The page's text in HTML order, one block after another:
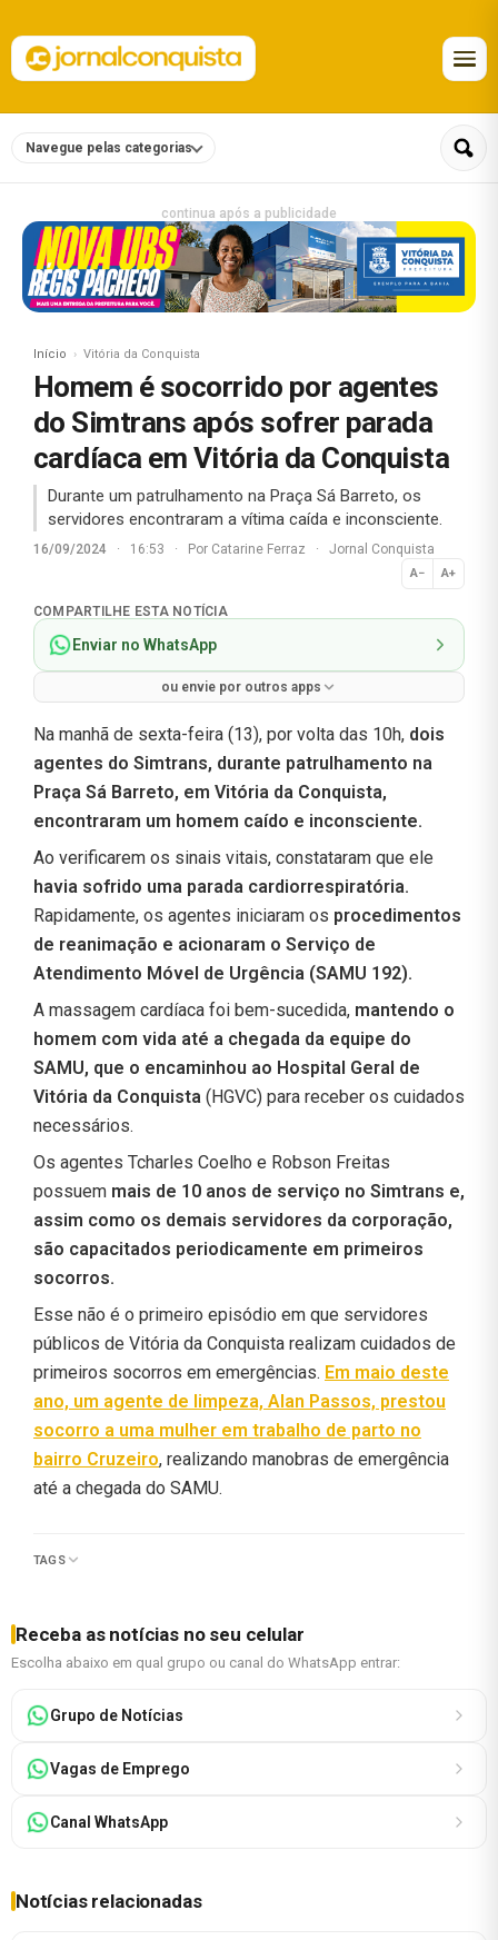
Navegue pelas categorias
continua após a publicidade
Início Vitória da Conquista
Homem é socorrido por agentes
do Simtrans após sofrer parada
cardíaca em Vitória da Conquista
Durante um patrulhamento na Praça Sá Barreto, os
servidores encontraram a vítima caída e inconsciente.
16/09/2024 · 16:53 · Por Catarine Ferraz · Jornal Conquista
A− A+
Normal
COMPARTILHE ESTA NOTÍCIA
Enviar no WhatsApp
ou envie por outros apps
Na manhã de sexta-feira (13), por volta das 10h, dois
agentes do Simtrans, durante patrulhamento na
Praça Sá Barreto, em Vitória da Conquista,
encontraram um homem caído e inconsciente.
Ao verificarem os sinais vitais, constataram que ele
havia sofrido uma parada cardiorrespiratória.
Rapidamente, os agentes iniciaram os procedimentos
de reanimação e acionaram o Serviço de
Atendimento Móvel de Urgência (SAMU 192).
A massagem cardíaca foi bem-sucedida, mantendo o
homem com vida até a chegada da equipe do
SAMU, que o encaminhou ao Hospital Geral de
Vitória da Conquista (HGVC) para receber os cuidados
necessários.
Os agentes Tcharles Coelho e Robson Freitas
possuem mais de 10 anos de serviço no Simtrans e,
assim como os demais servidores da corporação,
são capacitados periodicamente em primeiros
socorros.
Esse não é o primeiro episódio em que servidores
públicos de Vitória da Conquista realizam cuidados de
primeiros socorros em emergências. Em maio deste
ano, um agente de limpeza, Alan Passos, prestou
socorro a uma mulher em trabalho de parto no
bairro Cruzeiro, realizando manobras de emergência
até a chegada do SAMU.
TAGS
Receba as notícias no seu celular
Escolha abaixo em qual grupo ou canal do WhatsApp entrar:
Grupo de Notícias
Vagas de Emprego
Canal WhatsApp
Notícias relacionadas